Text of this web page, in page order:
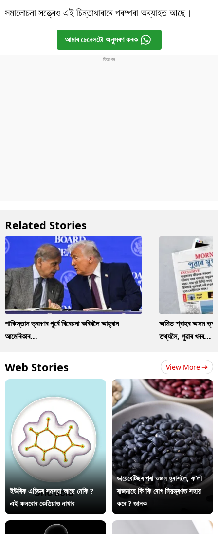
সমালোচনা সত্ত্বেও এই চিন্তাধাৰাৰে পৰম্পৰা অব্যাহত আছে।
আমাৰ চেনেলটো অনুসৰণ কৰক
Related Stories
পাকিস্তান ভ্ৰমণৰ পূৰ্বে বিবেচনা কৰিবলৈ আহ্বান
আমেৰিকাৰ...
অমিত শ্বাহৰ অসম
তথ্যলৈ, পুৱাৰ খবৰ...
Web Stories View More
ইউৰিক এচিডৰ সমস্যা আছে নেকি ?
এই ফলবোৰ কেতিয়াও নাখাব
ডায়েবেটিছৰ পৰা ওজন হ্ৰাসলৈ, ক’লা
ৰাজমাহে কি কি ৰোগ নিয়ন্ত্ৰণত সহায়
কৰে ? জানক